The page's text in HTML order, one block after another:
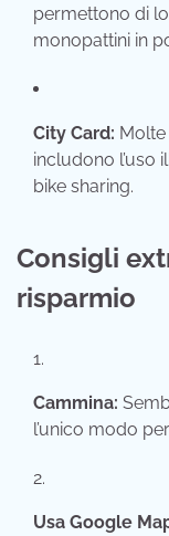
permettono di
monopattini in
City Card:
includono l’uso
bike sharing.
Consigli
risparmio
Cammina:
l’unico modo
Usa Google